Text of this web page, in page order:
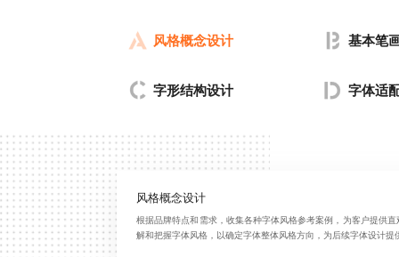
风格概念设计 基本笔
字形结构设计 字体适
风格概念设计
根据品牌特点和需求，收集各种字体风格参考案例，为客户提供
解和把握字体风格，以确定字体整体风格方向，为后续字体设计提